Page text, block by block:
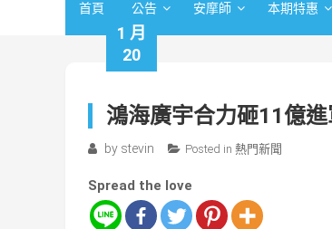
首頁 公告 安摩師 本期特惠
1 月
20
鴻海廣宇合力砸11億
by stevin Posted in 熱門新聞
Spread the love